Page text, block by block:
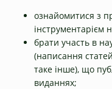
ознайомитися з
інструментарієм
брати участь в
(написання
таке інше), що
виданнях;